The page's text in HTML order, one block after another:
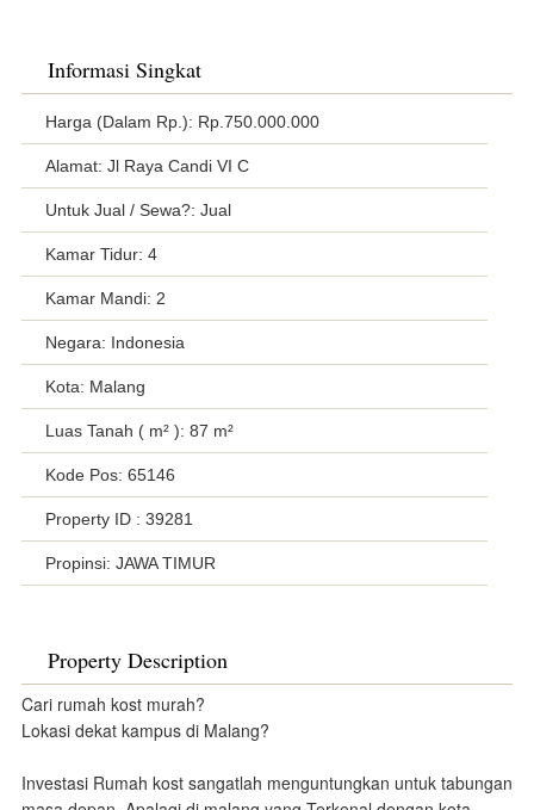
Informasi Singkat
Harga (Dalam Rp.): Rp.750.000.000
Alamat: Jl Raya Candi VI C
Untuk Jual / Sewa?: Jual
Kamar Tidur: 4
Kamar Mandi: 2
Negara: Indonesia
Kota: Malang
Luas Tanah ( m² ): 87 m²
Kode Pos: 65146
Property ID : 39281
Propinsi: JAWA TIMUR
Property Description
Cari rumah kost murah?
Lokasi dekat kampus di Malang?
Investasi Rumah kost sangatlah menguntungkan untuk tabungan